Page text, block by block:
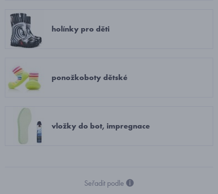
holínky pro děti
ponožkoboty dětské
vložky do bot, impregnace
Seřadit podle